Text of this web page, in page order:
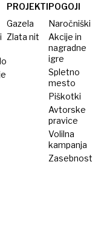
PROJEKTI
Gazela
Zlata nit
POGOJI
Naročniški
Akcije in
nagradne
igre
Spletno
mesto
Piškotki
Avtorske
pravice
Volilna
kampanja
Zasebnost